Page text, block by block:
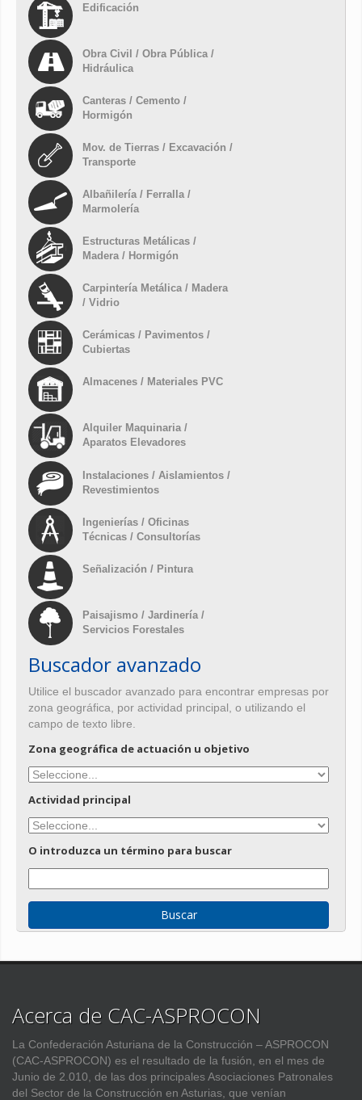
Edificación
Obra Civil / Obra Pública /
Hidráulica
Canteras / Cemento /
Hormigón
Mov. de Tierras / Excavación /
Transporte
Albañilería / Ferralla /
Marmolería
Estructuras Metálicas /
Madera / Hormigón
Carpintería Metálica / Madera
/ Vidrio
Cerámicas / Pavimentos /
Cubiertas
Almacenes / Materiales PVC
Alquiler Maquinaria /
Aparatos Elevadores
Instalaciones / Aislamientos /
Revestimientos
Ingenierías / Oficinas
Técnicas / Consultorías
Señalización / Pintura
Paisajismo / Jardinería /
Servicios Forestales
Buscador avanzado
Utilice el buscador avanzado para encontrar empresas por
zona geográfica, por actividad principal, o utilizando el
campo de texto libre.
Zona geográfica de actuación u objetivo
Actividad principal
O introduzca un término para buscar
Acerca de CAC-ASPROCON
La Confederación Asturiana de la Construcción – ASPROCON
(CAC-ASPROCON) es el resultado de la fusión, en el mes de
Junio de 2.010, de las dos principales Asociaciones Patronales
del Sector de la Construcción en Asturias, que venían